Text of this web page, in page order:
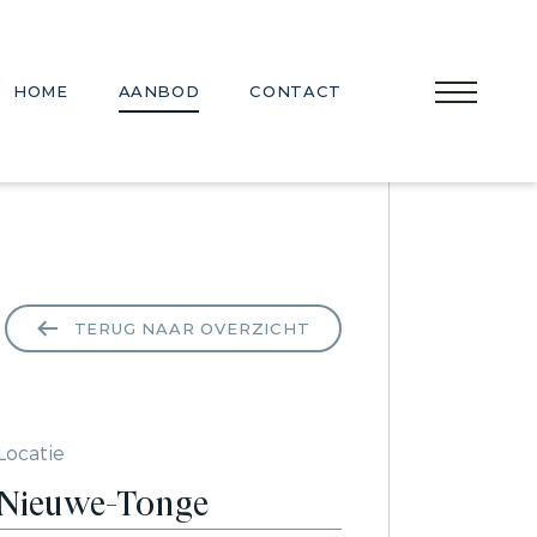
HOME AANBOD CONTACT
TERUG NAAR OVERZICHT
Tonge